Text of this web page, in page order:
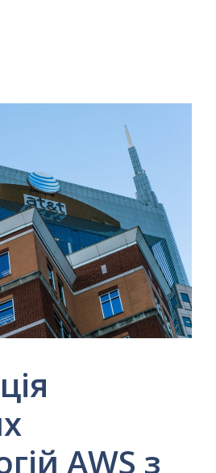
AWS з